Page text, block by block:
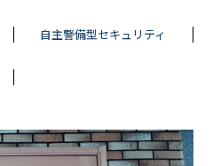
自主警備型セキュリティ